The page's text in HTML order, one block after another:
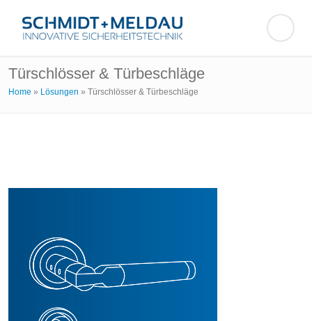
Türschlösser & Türbeschläge
Home » Lösungen » Türschlösser & Türbeschläge